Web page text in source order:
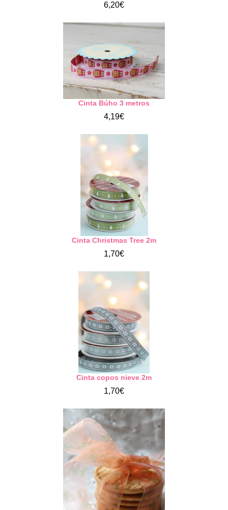
6,20€
Cinta Búho 3 metros
4,19€
Cinta Christmas Tree 2m
1,70€
Cinta copos nieve 2m
1,70€